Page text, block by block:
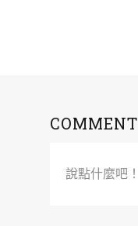
COMMENT
說點什麼吧！